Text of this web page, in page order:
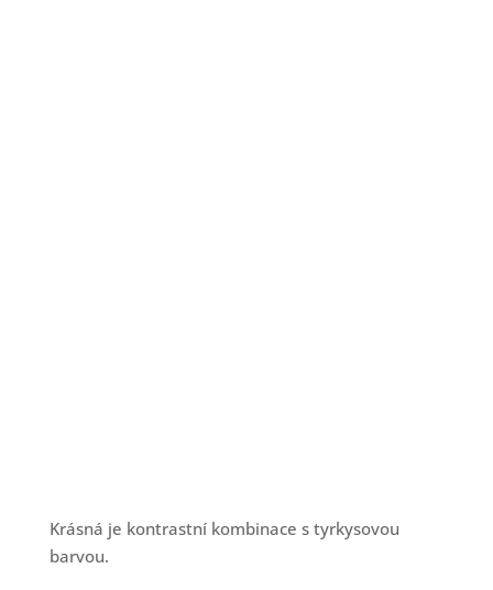
Krásná je kontrastní kombinace s tyrkysovou
barvou.